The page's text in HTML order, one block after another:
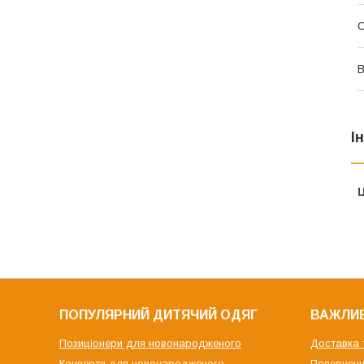
ПОПУЛЯРНИЙ ДИТЯЧИЙ ОДЯГ
Позиціонери для новонародженого
Доставка